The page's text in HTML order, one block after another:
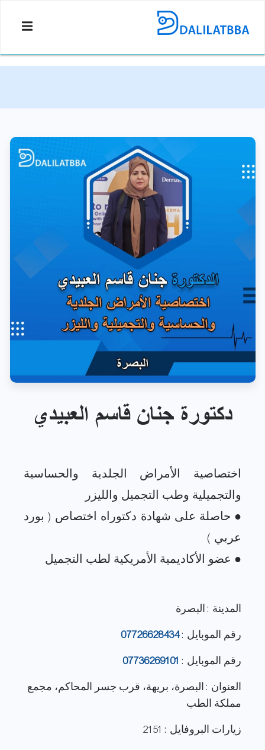
دكتورة جنان قاسم العبيدي
اختصاصية الأمراض الجلدية والحساسية
● حاصلة على شهادة دكتوراه اختصاص ( بورد
المدينة : البصرة
رقم الموبايل :07726628434
رقم الموبايل : 07736269101
العنوان : البصرة، بريهة، قرب جسر المحاكم، مجمع
مملكة الطب
زيارات البروفايل : 2151